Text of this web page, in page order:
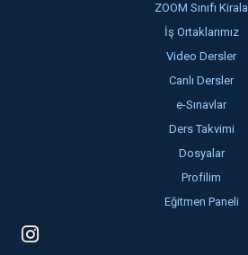
ZOOM Sınıfı Kirala
İş Ortaklarımız
Video Dersler
Canlı Dersler
e-Sınavlar
Ders Takvimi
Dosyalar
Profilim
Eğitmen Paneli